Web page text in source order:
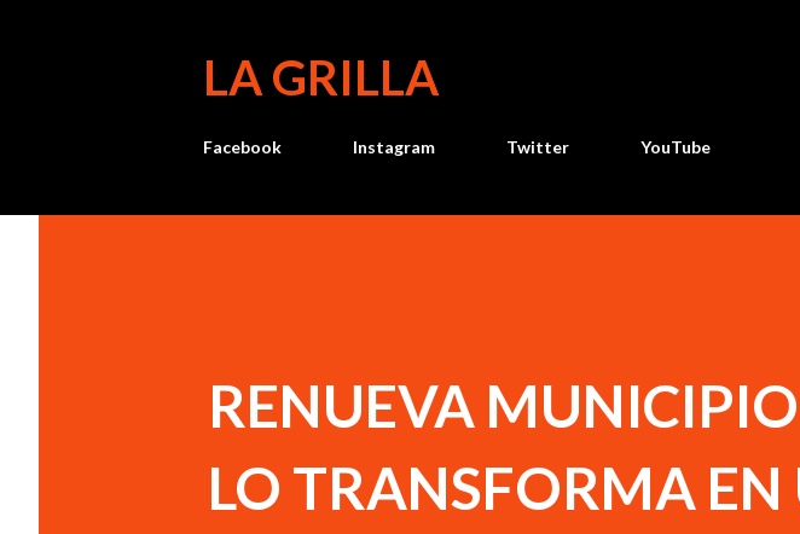
LA GRILLA
Facebook Instagram Twitter YouTube
RENUEVA
LO TRANSFORMA